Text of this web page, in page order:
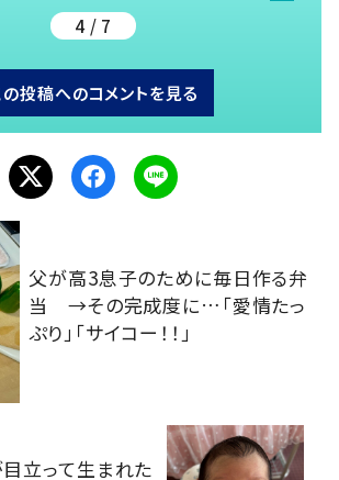
4 / 7
の投稿へのコメントを見る
父が高3息子のために毎日作る弁
当 →その完成度に…「愛情たっ
ぷり」「サイコー！！」
立って生まれた